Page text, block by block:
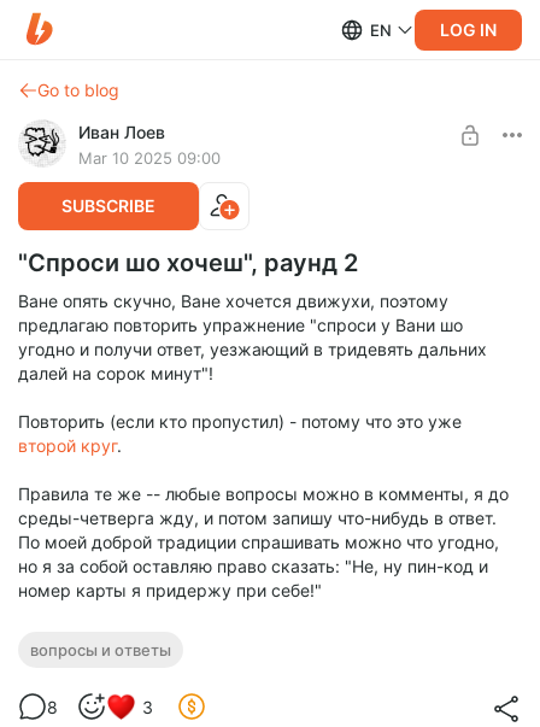
EN LOG IN
Go to blog
Иван Лоев
Mar 10 2025 09:00
SUBSCRIBE
"Спроси шо хочеш", раунд 2
Ване опять скучно, Ване хочется движухи, поэтому
предлагаю повторить упражнение "спроси у Вани шо
угодно и получи ответ, уезжающий в тридевять дальних
далей на сорок минут"!
Повторить (если кто пропустил) - потому что это уже
второй круг.
Правила те же -- любые вопросы можно в комменты, я до
среды-четверга жду, и потом запишу что-нибудь в ответ.
По моей доброй традиции спрашивать можно что угодно,
но я за собой оставляю право сказать: "Не, ну пин-код и
номер карты я придержу при себе!"
вопросы и ответы
8 3